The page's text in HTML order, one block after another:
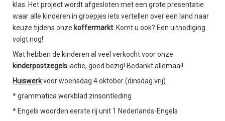
klas. Het project wordt afgesloten met een grote presentatie
waar alle kinderen in groepjes iets vertellen over een land naar
keuze tijdens onze koffermarkt . Komt u ook? Een uitnodiging
volgt nog!
Wat hebben de kinderen al veel verkocht voor onze
kinderpostzegels-actie, goed bezig! Bedankt allemaal!
Huiswerkvoor woensdag 4 oktober (dinsdag vrij)
* grammatica werkblad zinsontleding
* Engels woorden eerste rij unit 1 Nederlands-Engels